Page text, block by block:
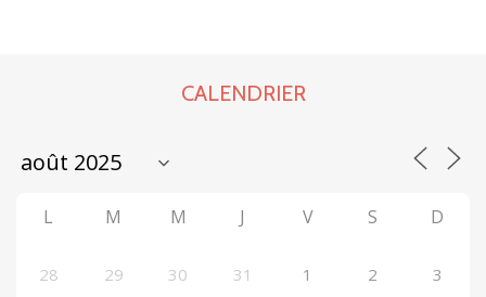
CALENDRIER
L M M J V S D
28 29 30 31 1 2 3